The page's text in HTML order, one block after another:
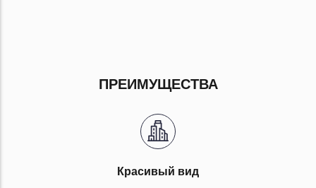
ПРЕИМУЩЕСТВА
Красивый вид